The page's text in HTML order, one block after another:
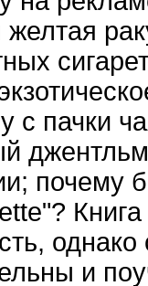
желтая
с пачки
почему
и